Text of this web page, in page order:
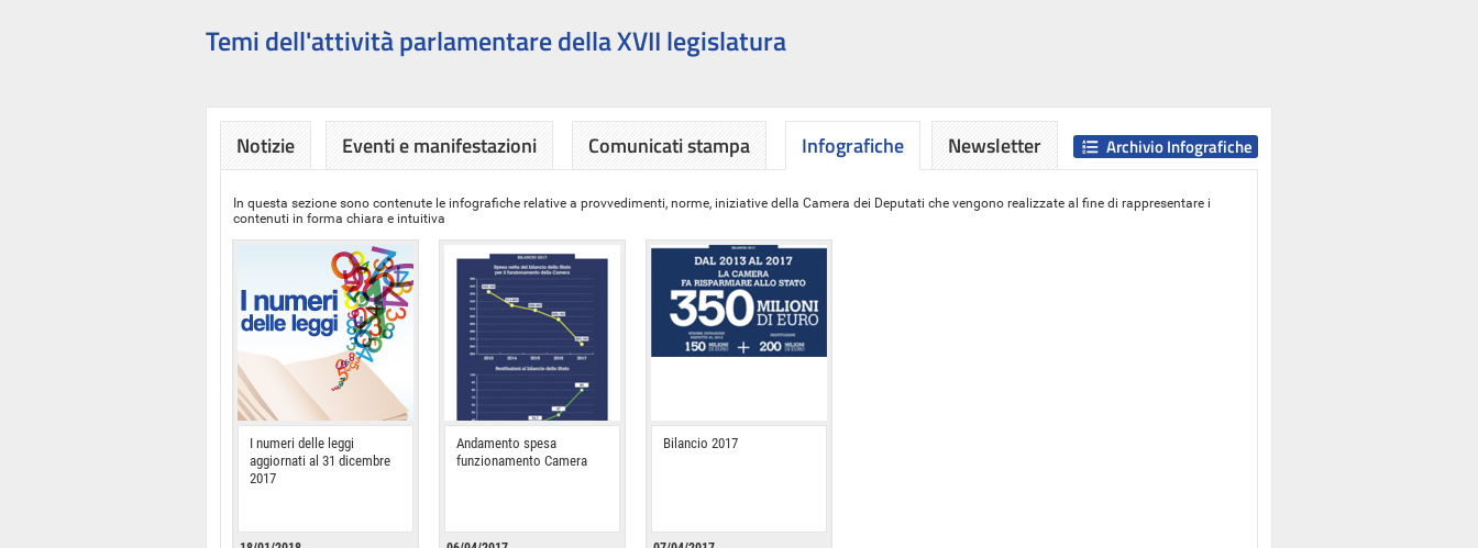
Temi dell'attività parlamentare della XVII legislatura
Notizie Eventi e manifestazioni Comunicati stampa Infografiche
In questa sezione sono contenute le infografiche relative a provvedimenti, norme, iniziative della Camera dei Deputati che vengono realizzate al fine di rappresentare i
contenuti in forma chiara e intuitiva
I numeri delle leggi
aggiornati al 31 dicembre
2017
Andamento spesa
funzionamento Camera
Bilancio 2017
Archivio Infografiche
Newsletter